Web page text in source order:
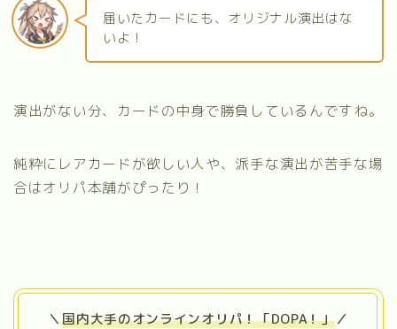
届いたカードにも、オリジナル演出はな
いよ！
演出がない分、カードの中身で勝負しているんですね。
純粋にレアカードが欲しい人や、派手な演出が苦手な場
合はオリパ本舗がぴったり！
＼国内大手のオンラインオリパ！「DOPA！」／